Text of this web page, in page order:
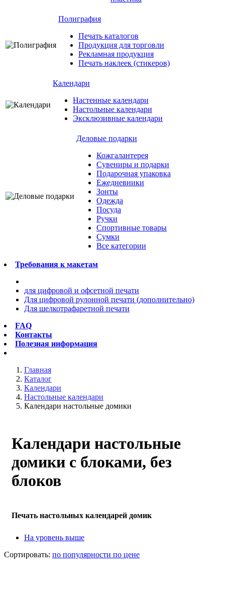
Полиграфия
Печать каталогов
Продукция для торговли
Рекламная продукция
Печать наклеек (стикеров)
Календари
Настенные календари
Настольные календари
Эксклюзивные календари
Деловые подарки
Кожгалантерея
Сувениры и подарки
Подарочная упаковка
Ежедневники
Зонты
Одежда
Посуда
Ручки
Спортивные товары
Сумки
Все категории
Требования к макетам
для цифровой и офсетной печати
Для цифровой рулонной печати (дополнительно)
Для шелкотрафаретной печати
FAQ
Контакты
Полезная информация
Главная
Каталог
Календари
Настольные календари
Календари настольные домики
Календари настольные
домики с блоками, без
блоков
Печать настольных календарей домик
На уровень выше
Сортировать: по популярности по цене